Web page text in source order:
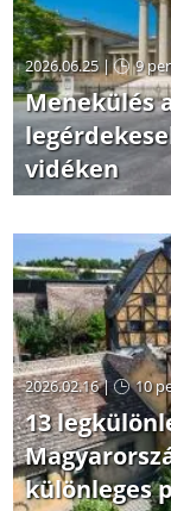
2026.06.25 | 9
Menekülés
vidéken
2026.02.16 | 10
13
különleges